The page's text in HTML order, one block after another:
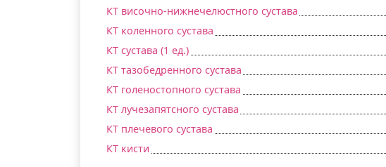
КТ височно-нижнечелюстного сустава
КТ коленного сустава
КТ сустава (1 ед.)
КТ тазобедренного сустава
КТ голеностопного сустава
КТ лучезапятсного сустава
КТ плечевого сустава
КТ кисти